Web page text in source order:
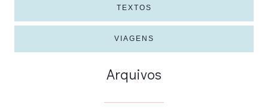
TEXTOS
VIAGENS
Arquivos